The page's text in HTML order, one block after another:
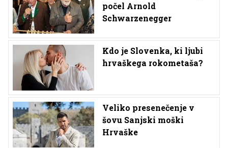
počel Arnold
Schwarzenegger
Kdo je Slovenka, ki ljubi
hrvaškega rokometaša?
Veliko presenečenje v
šovu Sanjski moški
Hrvaške